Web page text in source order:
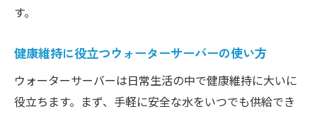
す。
健康維持に役立つウォーターサーバーの使い方
ウォーターサーバーは日常生活の中で健康維持に大いに
役立ちます。まず、手軽に安全な水をいつでも供給でき